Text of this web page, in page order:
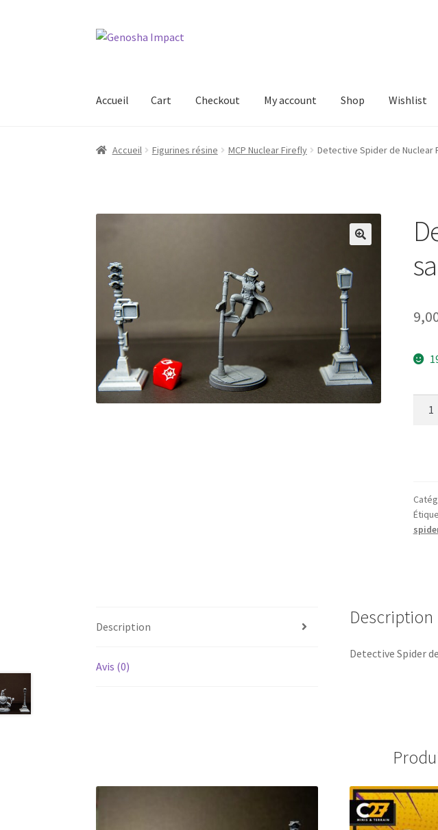
Aller
Aller
Accueil Cart Checkout My account Shop Wishlist
Accueil Cart Checkout My account Shop Wishlist
Accueil Figurines résine MCP Nuclear Firefly Detective Spider de Nuclear
et
sa
Description
Avis (0)
Description
Detective Spider